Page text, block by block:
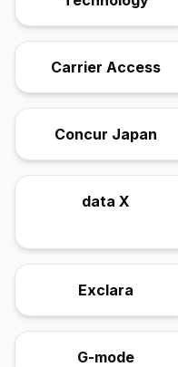
Carrier Access
Concur Japan
data X
Exclara
G-mode